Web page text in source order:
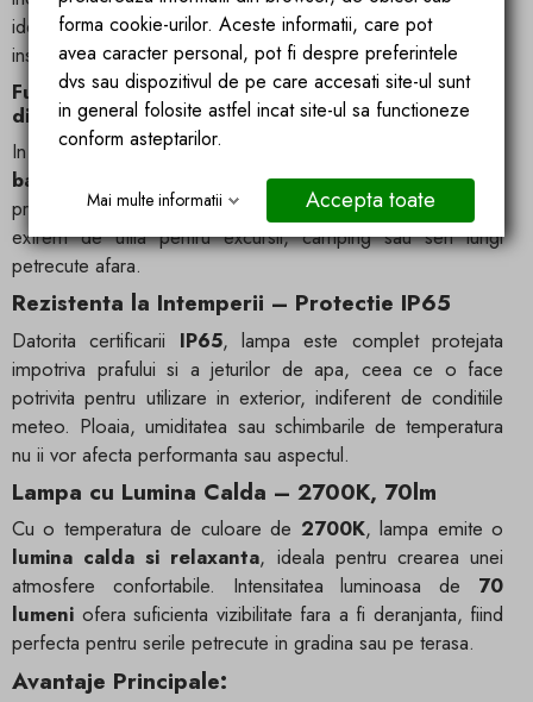
ideala pentru zilele innorate sau utilizarea in spatii mai putin
insorite.
Functie extra: Port USB-C pentru incarcarea altor
dispozitive
In situatii de urgenta, SunBoho poate fi folosita si ca
baterie externa
, permitandu-ti sa incarci alte dispozitive
prin intermediul portului USB-C
integrat. O caracteristica
extrem de utila pentru excursii, camping sau seri lungi
petrecute afara.
Rezistenta la Intemperii – Protectie IP65
Datorita certificarii IP65, lampa este complet protejata
impotriva prafului si a jeturilor de apa, ceea ce o face
potrivita pentru utilizare in exterior, indiferent de conditiile
meteo. Ploaia, umiditatea sau schimbarile de temperatura
nu ii vor afecta performanta sau aspectul.
Lampa cu Lumina Calda – 2700K, 70lm
Cu o temperatura de culoare de 2700K, lampa emite o
lumina calda si relaxanta, ideala pentru crearea unei
atmosfere confortabile. Intensitatea luminoasa de 70
lumeni ofera suficienta vizibilitate fara a fi deranjanta, fiind
perfecta pentru serile petrecute in gradina sau pe terasa.
Avantaje Principale:
forma cookie-urilor. Aceste informatii, care pot
avea caracter personal, pot fi despre preferintele
dvs sau dispozitivul de pe care accesati site-ul sunt
in general folosite astfel incat site-ul sa functioneze
conform asteptarilor.
Mai multe informatii Accepta toate